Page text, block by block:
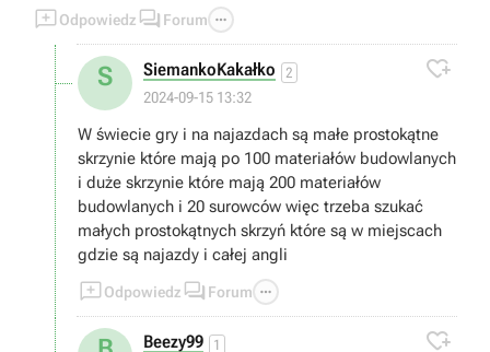
Odpowiedz  Forum 
S SiemankoKakałko 2
2024-09-15 13:32

W świecie gry i na najazdach są małe prostokątne
skrzynie które mają po 100 materiałów budowlanych
i duże skrzynie które mają 200 materiałów
budowlanych i 20 surowców więc trzeba szukać
małych prostokątnych skrzyń które są w miejscach
gdzie są najazdy i całej angli
Odpowiedz  Forum 
Beezy99 1 